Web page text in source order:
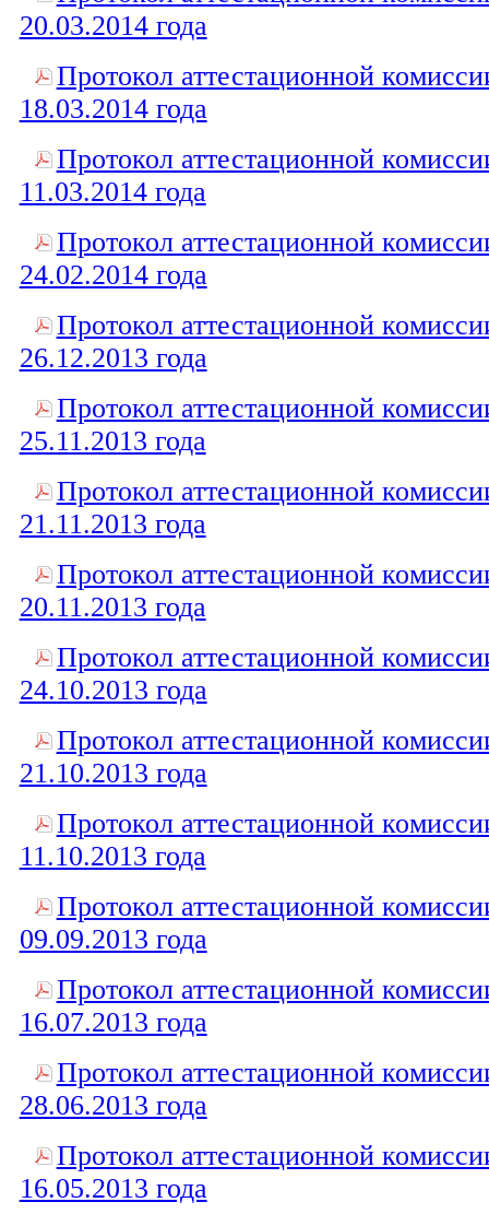
20.03.2014 года
Протокол аттестационной
18.03.2014 года
Протокол аттестационной
11.03.2014 года
Протокол аттестационной
24.02.2014 года
Протокол аттестационной
26.12.2013 года
Протокол аттестационной
25.11.2013 года
Протокол аттестационной
21.11.2013 года
Протокол аттестационной
20.11.2013 года
Протокол аттестационной
24.10.2013 года
Протокол аттестационной
21.10.2013 года
Протокол аттестационной
11.10.2013 года
Протокол аттестационной
09.09.2013 года
Протокол аттестационной
16.07.2013 года
Протокол аттестационной
28.06.2013 года
Протокол аттестационной
16.05.2013 года